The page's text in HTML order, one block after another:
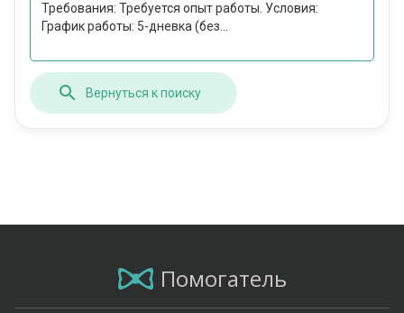
Требования: Требуется опыт работы. Условия:
График работы: 5-дневка (без...
Вернуться к поиску
Помогатель